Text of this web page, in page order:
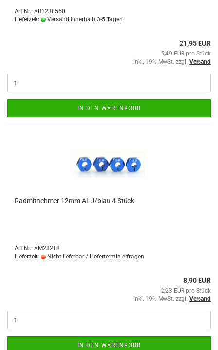
Art.Nr.: AB1230550
Lieferzeit:
Versand innerhalb 3-5 Tagen
21,95 EUR
5,49 EUR pro Stück
inkl. 19% MwSt. zzgl. Versand
IN DEN WARENKORB
Radmitnehmer 12mm ALU/blau 4 Stück
Art.Nr.: AM28218
Lieferzeit:
Nicht lieferbar / Liefertermin erfragen
8,90 EUR
2,23 EUR pro Stück
inkl. 19% MwSt. zzgl. Versand
IN DEN WARENKORB